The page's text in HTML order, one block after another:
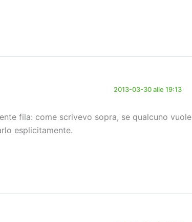
2013-03-30 alle 19:13
fila: come scrivevo sopra, se qualcuno vuole
esplicitamente.